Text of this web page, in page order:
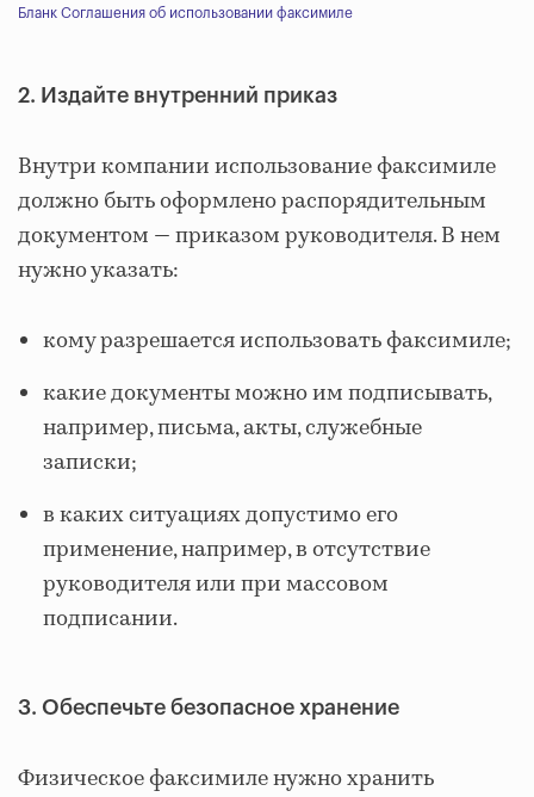
Бланк Соглашения об использовании факсимиле
2. Издайте внутренний приказ
Внутри компании использование факсимиле
должно быть оформлено распорядительным
документом — приказом руководителя. В нем
нужно указать:
кому разрешается использовать факсимиле;
какие документы можно им подписывать,
например, письма, акты, служебные
записки;
в каких ситуациях допустимо его
применение, например, в отсутствие
руководителя или при массовом
подписании.
3. Обеспечьте безопасное хранение
Физическое факсимиле нужно хранить